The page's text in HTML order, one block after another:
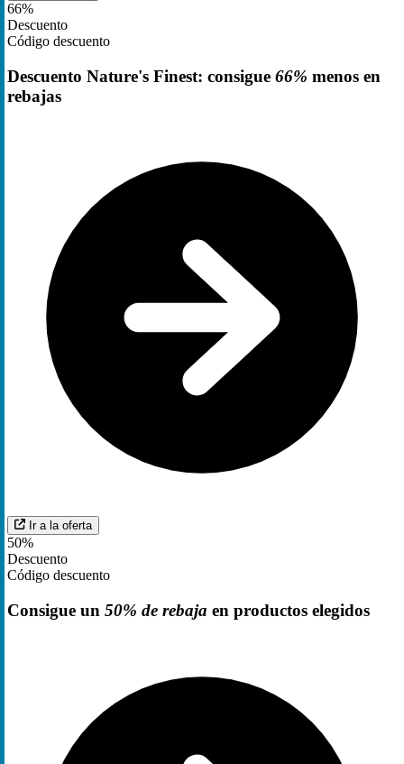
66%
Descuento
Código descuento
Descuento Nature's Finest: consigue 66% menos en
rebajas
Ir a la oferta
50%
Descuento
Código descuento
Consigue un 50% de rebaja en productos elegidos